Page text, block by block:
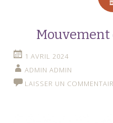
1 AVRIL 2024
ADMIN ADMIN
LAISSER UN